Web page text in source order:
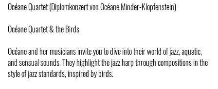
Océane Quartet (Diplomkonzert von Océane Minder-Klopfenstein)
Océane Quartet & the Birds
Océane and her musicians invite you to dive into their world of jazz, aquatic,
and sensual sounds. They highlight the jazz harp through compositions in the
style of jazz standards, inspired by birds.